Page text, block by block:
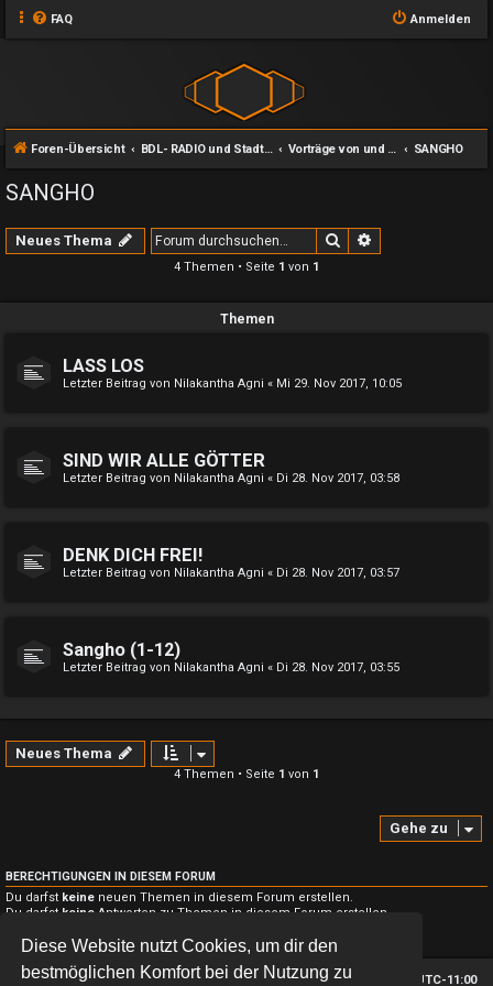
Diese Website nutzt Cookies, um dir den
bestmöglichen Komfort bei der Nutzung zu
FAQ Anmelden
Foren-Übersicht BDL- RADIO und Stadt des Lichts Vorträge von und mit Lanoo/Christian Anders SANGHO
SANGHO
Neues Thema Suche
4 Themen • Seite 1 von 1
Themen
LASS LOS
Letzter Beitrag von Nilakantha Agni « Mi 29. Nov 2017, 10:05
SIND WIR ALLE GÖTTER
Letzter Beitrag von Nilakantha Agni « Di 28. Nov 2017, 03:58
DENK DICH FREI!
Letzter Beitrag von Nilakantha Agni « Di 28. Nov 2017, 03:57
Sangho (1-12)
Letzter Beitrag von Nilakantha Agni « Di 28. Nov 2017, 03:55
Neues Thema
4 Themen • Seite 1 von 1
Gehe zu
BERECHTIGUNGEN IN DIESEM FORUM
Du darfst keine neuen Themen in diesem Forum erstellen.
Du darfst keine Antworten zu Themen in diesem Forum erstellen.
Du darfst deine Beiträge in diesem Forum nichtlöschen.
Foren-Übersicht Alle Zeiten sind UTC-11:00